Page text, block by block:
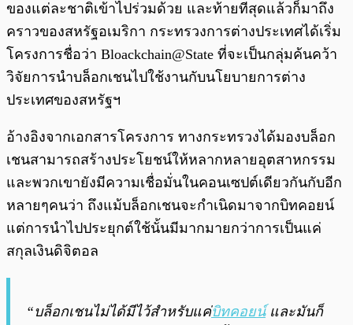
ของแต่ละชาติเข้าไปร่วมด้วย และท้ายทีสุดแล้วก็มาถึง
คราวของสหรัฐอเมริกา กระทรวงการต่างประเทศได้เริ่ม
โครงการชื่อว่า Bloackchain@State ที่จะเป็นกลุ่มค้นคว้า
วิจัยการนำบล็อกเชนไปใช้งานกับนโยบายการต่าง
ประเทศของสหรัฐฯ
อ้างอิงจากเอกสารโครงการ ทางกระทรวงได้มองบล็อก
เชนสามารถสร้างประโยชน์ให้หลากหลายอุตสาหกรรม
และพวกเขายังมีความเชื่อมั่นในคอนเซปต์เดียวกันกับอีก
หลายๆคนว่า ถึงแม้บล็อกเชนจะกำเนิดมาจากบิทคอยน์
แต่การนำไปประยุกต์ใช้นั้นมีมากมายกว่าการเป็นแค่
สกุลเงินดิจิตอล
“บล็อกเชนไม่ได้มีไว้สำหรับแค่บิทคอยน์และมันก็